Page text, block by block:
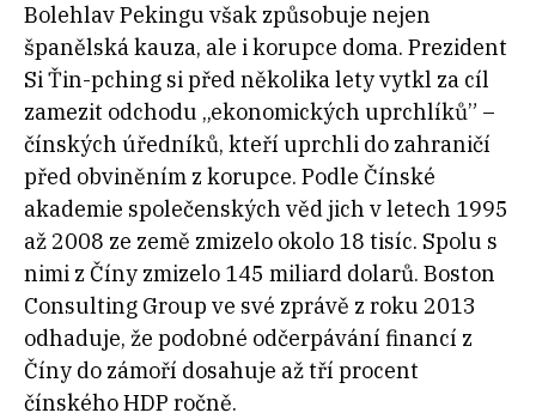
Bolehlav Pekingu však způsobuje nejen
španělská kauza, ale i korupce doma. Prezident
Si Ťin-pching si před několika lety vytkl za cíl
zamezit odchodu „ekonomických uprchlíků” –
čínských úředníků, kteří uprchli do zahraničí
před obviněním z korupce. Podle Čínské
akademie společenských věd jich v letech 1995
až 2008 ze země zmizelo okolo 18 tisíc. Spolu s
nimi z Číny zmizelo 145 miliard dolarů. Boston
Consulting Group ve své zprávě z roku 2013
odhaduje, že podobné odčerpávání financí z
Číny do zámoří dosahuje až tří procent
čínského HDP ročně.